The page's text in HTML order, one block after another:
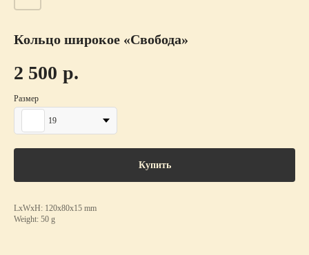
Кольцо широкое «Свобода»
2 500 р.
Размер
19
Купить
LxWxH: 120x80x15 mm
Weight: 50 g